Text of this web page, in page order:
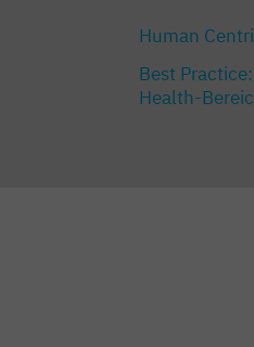
Human
Best
Health-